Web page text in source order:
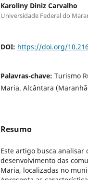
Karoliny Diniz Carvalho
Universidade Federal do
DOI: https://doi.org/
Palavras-chave: Turismo
Maria. Alcântara
Resumo
Este artigo busca
desenvolvimento das
Maria, localizadas no